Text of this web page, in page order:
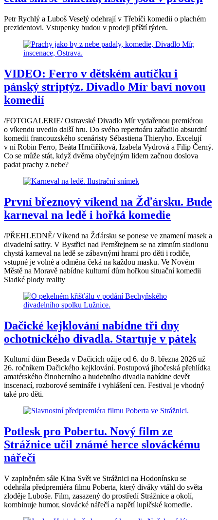
Petr Rychlý a Luboš Veselý odehrají v Třebíči komedii o plachém
prezidentovi. Vstupenky budou v prodeji příští týden.
VIDEO: Ferro v dětském autíčku i
pánský striptýz. Divadlo Mír baví novou
komedií
/FOTOGALERIE/ Ostravské Divadlo Mír vydařenou premiérou
o víkendu uvedlo další hru. Do svého repertoáru zařadilo absurdní
komedii francouzského scenáristy Sébastiena Thieryho. Excelují
v ní Robin Ferro, Beáta Hrnčiříková, Izabela Vydrová a Filip Černý.
Co se může stát, když dvěma obyčejným lidem začnou doslova
padat prachy z nebe?
První březnový víkend na Žďársku. Bude
karneval na ledě i hořká komedie
/PŘEHLEDNĚ/ Víkend na Žďársku se ponese ve znamení masek a
divadelní satiry. V Bystřici nad Pernštejnem se na zimním stadionu
chystá karneval na ledě se zábavnými hrami pro děti i rodiče,
vstupné je volné a odměna čeká na každou masku. Ve Novém
Městě na Moravě nabídne kulturní dům hořkou situační komedii
Sladké plody reality
Dačické kejklování nabídne tři dny
ochotnického divadla. Startuje v pátek
Kulturní dům Beseda v Dačicích ožije od 6. do 8. března 2026 už
26. ročníkem Dačického kejklování. Postupová jihočeská přehlídka
amatérského činoherního a hudebního divadla nabídne devět
inscenací, rozborové semináře i vyhlášení cen. Festival je vhodný
také pro děti.
Potlesk pro Pobertu. Nový film ze
Strážnice učil známé herce slováckému
nářečí
V zaplněném sále Kina Svět ve Strážnici na Hodonínsku se
odehrála předpremiéra filmu Poberta, který diváky vtáhl do světa
zloděje Luboše. Film, zasazený do prostředí Strážnice a okolí,
kombinuje humor, slovácké nářečí a napětí lupičské komedie.